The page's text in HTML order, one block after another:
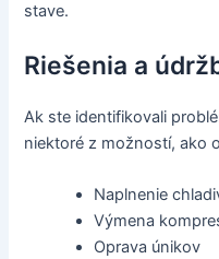
stave.
Riešenia a
Ak ste identifikovali
niektoré z možností, ako
Naplnenie
Výmena
Oprava únikov